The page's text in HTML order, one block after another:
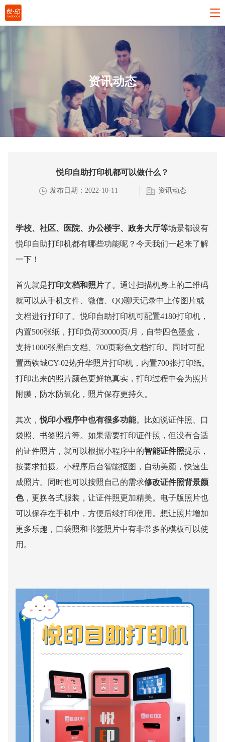
资讯动态
悦印自助打印机都可以做什么？
发布日期：2022-10-11 资讯动态
学校、社区、医院、办公楼宇、政务大厅等场景都设有
悦印自助打印机都有哪些功能呢？今天我们一起来了解
一下！
首先就是打印文档和照片了。通过扫描机身上的二维码
就可以从手机文件、微信、 QQ聊天记录中上传图片或
文档进行打印了。悦印自助打印机可配置4180打印机，
内置500张纸，打印负荷30000页/月，自带四色墨盒，
支持1000张黑白文档、700页彩色文档打印。同时可配
置西铁城CY-02热升华照片打印机，内置700张打印纸。
打印出来的照片颜色更鲜艳真实，打印过程中会为照片
附膜，防水防氧化，照片保存更持久。
其次，悦印小程序中也有很多功能。比如说证件照、口
袋照、书签照片等。如果需要打印证件照，但没有合适
的证件照片，就可以根据小程序中的智能证件照提示，
按要求拍摄。小程序后台智能抠图，自动美颜，快速生
成照片。同时也可以按照自己的需求修改证件照背景颜
色，更换各式服装，让证件照更加精美。电子版照片也
可以保存在手机中，方便后续打印使用。想让照片增加
更多乐趣，口袋照和书签照片中有非常多的模板可以使
用。